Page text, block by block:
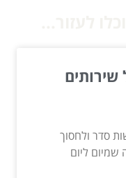
שירותים
סדר ולחסוך
ליום